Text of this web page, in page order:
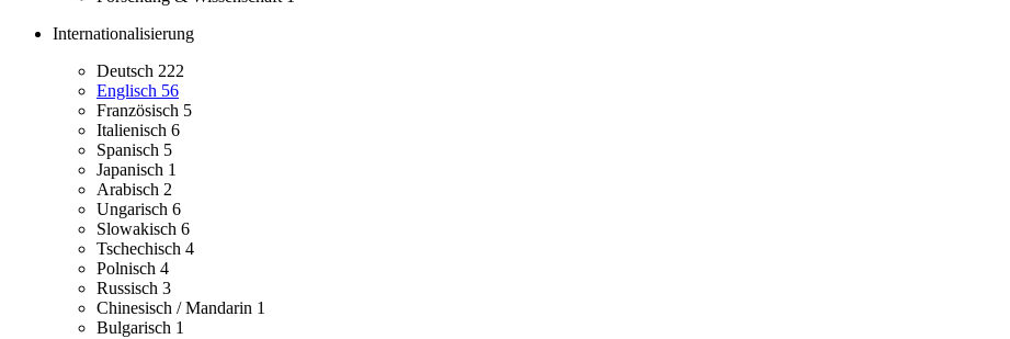
Internationalisierung
Deutsch 222
Englisch 56
Französisch 5
Italienisch 6
Spanisch 5
Japanisch 1
Arabisch 2
Ungarisch 6
Slowakisch 6
Tschechisch 4
Polnisch 4
Russisch 3
Chinesisch / Mandarin 1
Bulgarisch 1